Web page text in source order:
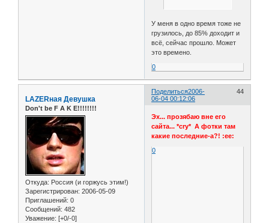
У меня в одно время тоже не
грузилось, до 85% доходит и
всё, сейчас прошло. Может
это времено.
0
Поделиться 44
2006-
06-04 00:12:06
LAZERная Девушка
Don't be F A K E!!!!!!!!
Откуда: Россия (и горжусь этим!)
Зарегистрирован: 2006-05-09
Приглашений: 0
Сообщений: 482
Уважение: [+0/-0]
Эх... прозябаю вне его
сайта... *cry* А фотки там
какие последние-а?! :ee:
0